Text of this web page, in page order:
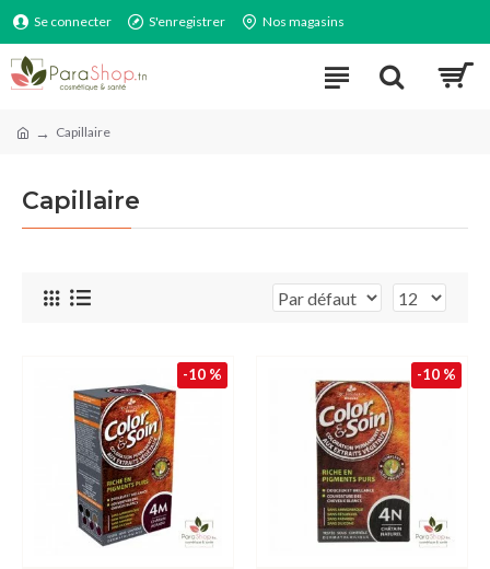
Se connecter S'enregistrer Nos magasins
Capillaire
Capillaire
-10 % -10 %